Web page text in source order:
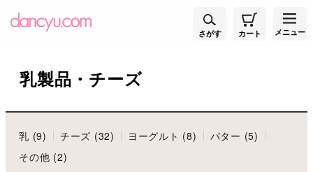
さがす カート メニュー
乳製品・チーズ
乳 (9) チーズ (32) ヨーグルト (8)
バター (5)
その他 (2)